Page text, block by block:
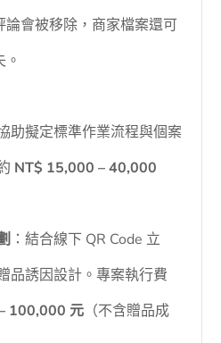
論會被移除，商家檔案還可
。
助擬定標準作業流程與個案
NT$ 15,000 – 40,000
：結合線下 QR Code 立
品誘因設計。專案執行費
100,000 元（不含贈品成